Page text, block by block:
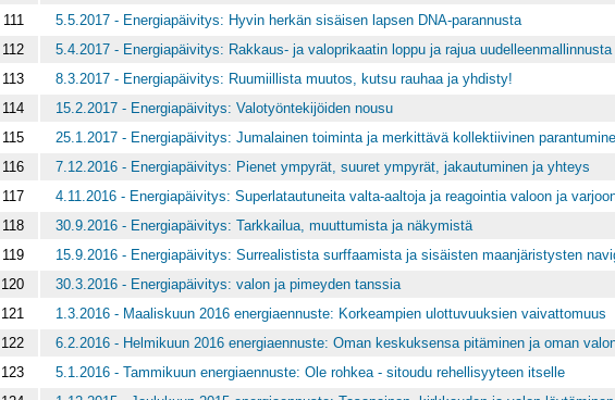
111
5.5.2017 - Energiapäivitys: Hyvin herkän sisäisen lapsen DNA-parannusta
112
5.4.2017 - Energiapäivitys: Rakkaus- ja valoprikaatin loppu ja rajua uudelleenmallinnusta
113
8.3.2017 - Energiapäivitys: Ruumiillista muutos, kutsu rauhaa ja yhdisty!
114
15.2.2017 - Energiapäivitys: Valotyöntekijöiden nousu
115
25.1.2017 - Energiapäivitys: Jumalainen toiminta ja merkittävä kollektiivinen
116
7.12.2016 - Energiapäivitys: Pienet ympyrät, suuret ympyrät, jakautuminen ja yhteys
117
4.11.2016 - Energiapäivitys: Superlatautuneita valta-aaltoja ja reagointia valoon ja
118
30.9.2016 - Energiapäivitys: Tarkkailua, muuttumista ja näkymistä
119
15.9.2016 - Energiapäivitys: Surrealistista surffaamista ja sisäisten maanjäristysten
120
30.3.2016 - Energiapäivitys: valon ja pimeyden tanssia
121
1.3.2016 - Maaliskuun 2016 energiaennuste: Korkeampien ulottuvuuksien vaivattomuus
122
6.2.2016 - Helmikuun 2016 energiaennuste: Oman keskuksensa pitäminen ja oman
123
5.1.2016 - Tammikuun energiaennuste: Ole rohkea - sitoudu rehellisyyteen itselle